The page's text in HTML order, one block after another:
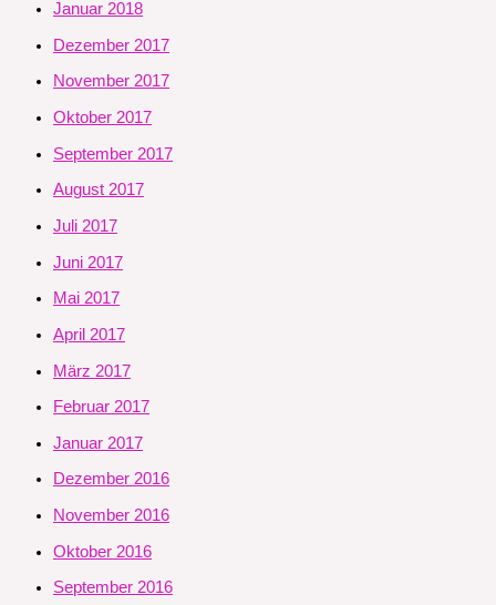
Januar 2018
Dezember 2017
November 2017
Oktober 2017
September 2017
August 2017
Juli 2017
Juni 2017
Mai 2017
April 2017
März 2017
Februar 2017
Januar 2017
Dezember 2016
November 2016
Oktober 2016
September 2016